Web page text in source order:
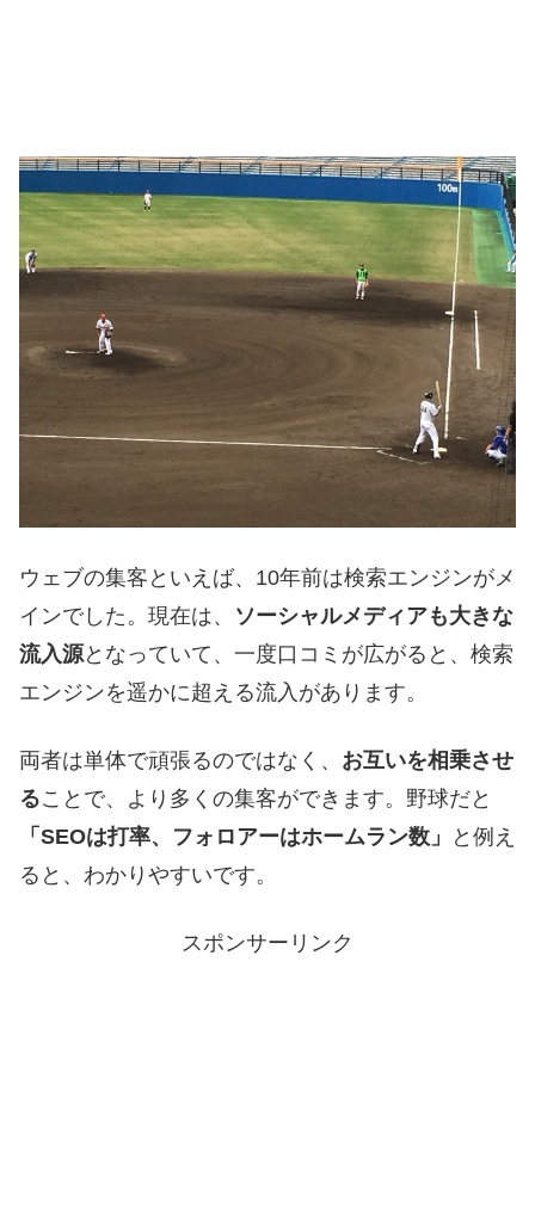
ウェブの集客といえば、10年前は検索エンジンがメ
インでした。現在は、 ソーシャルメディアも大きな
流入源となっていて、一度口コミが広がると、検索
エンジンを遥かに超える流入があります。
両者は単体で頑張るのではなく、 お互いを相乗させ
ることで、より多くの集客ができます。野球だと
「SEOは打率、フォロアーはホームラン数」
と例え
ると、わかりやすいです。
スポンサーリンク